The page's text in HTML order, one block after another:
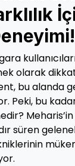
olarak
bu alanda
Peki, bu
süren